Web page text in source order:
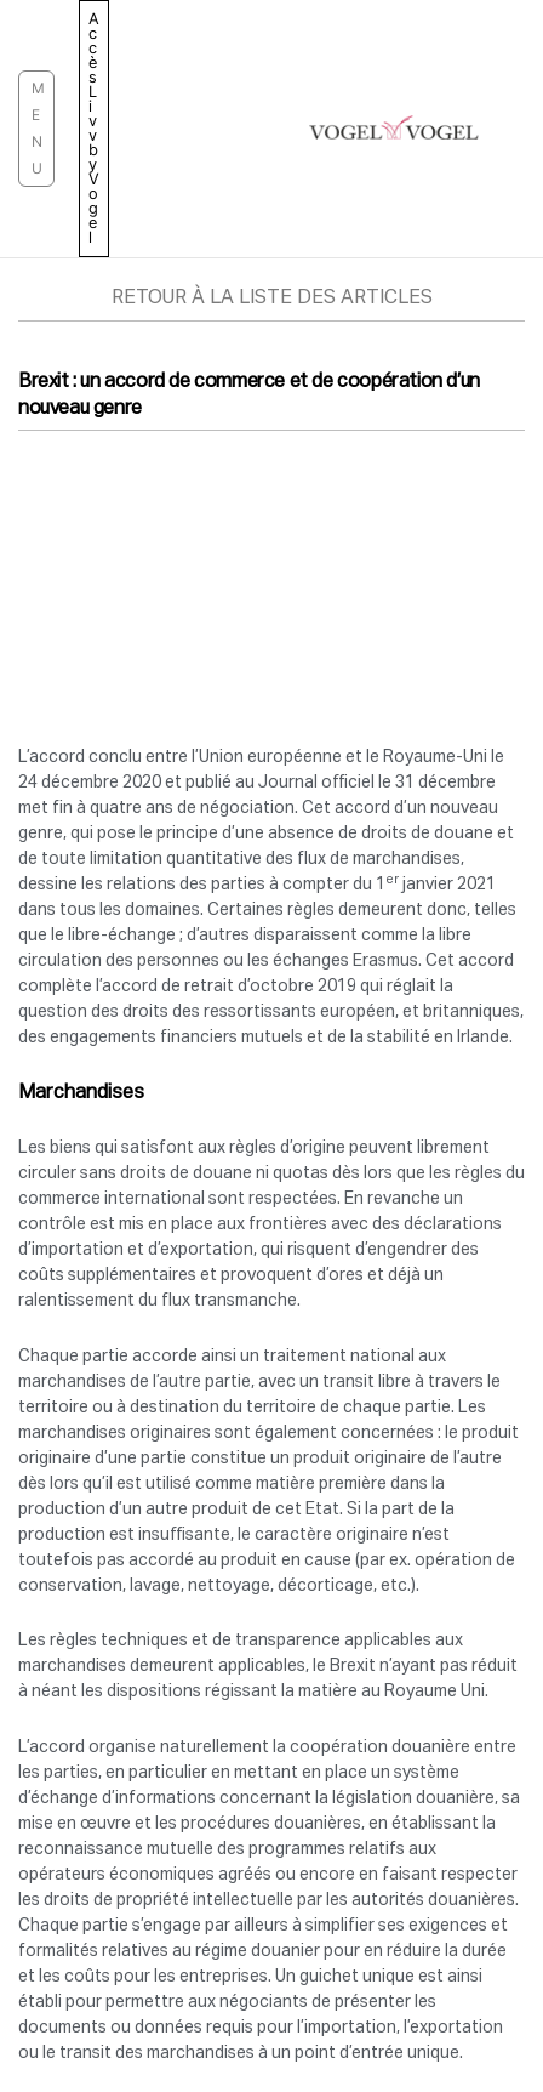
M
E
N
U
A
c
c
è
s
L
i
v
v
b
y
V
o
g
e
l
RETOUR À LA LISTE DES ARTICLES
Brexit : un accord de commerce et de coopération d’un
nouveau genre
L’accord conclu entre l’Union européenne et le Royaume-Uni le
24 décembre 2020 et publié au Journal officiel le 31 décembre
met fin à quatre ans de négociation. Cet accord d’un nouveau
genre, qui pose le principe d’une absence de droits de douane et
de toute limitation quantitative des flux de marchandises,
dessine les relations des parties à compter du 1 er janvier 2021
dans tous les domaines. Certaines règles demeurent donc, telles
que le libre-échange ; d’autres disparaissent comme la libre
circulation des personnes ou les échanges Erasmus. Cet accord
complète l’accord de retrait d’octobre 2019 qui réglait la
question des droits des ressortissants européen, et britanniques,
des engagements financiers mutuels et de la stabilité en Irlande.
Marchandises
Les biens qui satisfont aux règles d’origine peuvent librement
circuler sans droits de douane ni quotas dès lors que les règles du
commerce international sont respectées. En revanche un
contrôle est mis en place aux frontières avec des déclarations
d’importation et d’exportation, qui risquent d’engendrer des
coûts supplémentaires et provoquent d’ores et déjà un
ralentissement du flux transmanche.
Chaque partie accorde ainsi un traitement national aux
marchandises de l’autre partie, avec un transit libre à travers le
territoire ou à destination du territoire de chaque partie. Les
marchandises originaires sont également concernées : le produit
originaire d’une partie constitue un produit originaire de l’autre
dès lors qu’il est utilisé comme matière première dans la
production d’un autre produit de cet Etat. Si la part de la
production est insuffisante, le caractère originaire n’est
toutefois pas accordé au produit en cause (par ex. opération de
conservation, lavage, nettoyage, décorticage, etc.).
Les règles techniques et de transparence applicables aux
marchandises demeurent applicables, le Brexit n’ayant pas réduit
à néant les dispositions régissant la matière au Royaume Uni.
L’accord organise naturellement la coopération douanière entre
les parties, en particulier en mettant en place un système
d’échange d’informations concernant la législation douanière, sa
mise en œuvre et les procédures douanières, en établissant la
reconnaissance mutuelle des programmes relatifs aux
opérateurs économiques agréés ou encore en faisant respecter
les droits de propriété intellectuelle par les autorités douanières.
Chaque partie s’engage par ailleurs à simplifier ses exigences et
formalités relatives au régime douanier pour en réduire la durée
et les coûts pour les entreprises. Un guichet unique est ainsi
établi pour permettre aux négociants de présenter les
documents ou données requis pour l’importation, l’exportation
ou le transit des marchandises à un point d’entrée unique.